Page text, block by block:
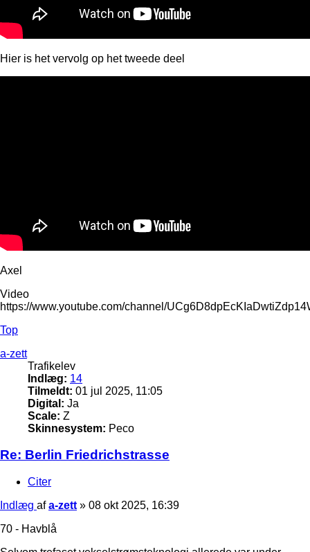
Hier is het vervolg op het tweede deel
Axel
Video
https://www.youtube.com/channel/
Top
a-zett
Trafikelev
Indlæg: 14
Tilmeldt: 01 jul 2025, 11:05
Digital: Ja
Scale: Z
Skinnesystem: Peco
Re: Berlin Friedrichstrasse
Citer
Indlæg afa-zett » 08 okt 2025, 16:39
70 - Havblå